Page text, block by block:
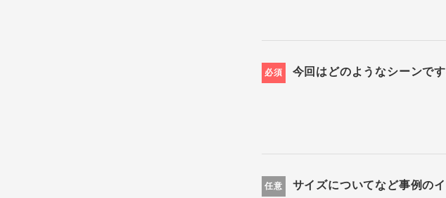
必須 今回はどのようなシーンで
任意
サイズについてなど事例の